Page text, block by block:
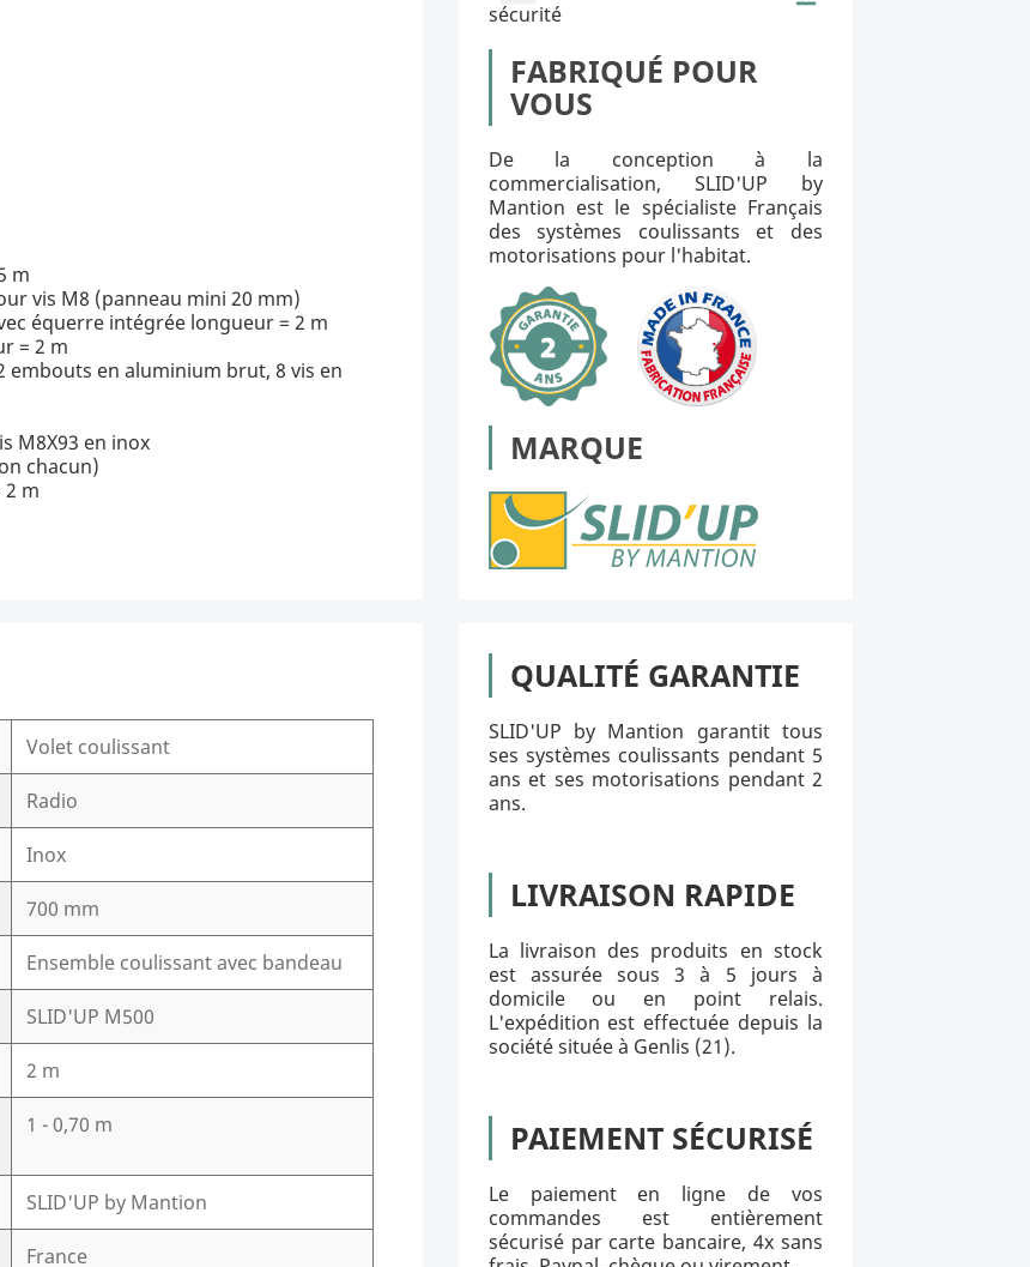
m
vis M8 (panneau mini 20 mm)
équerre intégrée longueur = 2 m
= 2 m
en aluminium brut, 8 vis en
M8X93 en inox
chacun)
m
sécurité
FABRIQUÉ POUR
VOUS
De la conception à la
commercialisation, SLID'UP by
Mantion est le spécialiste Français
des systèmes coulissants et des
motorisations pour l'habitat.
MARQUE
Volet coulissant
Radio
Inox
700 mm
Ensemble coulissant avec bandeau
SLID'UP M500
2 m
1 - 0,70 m
SLID'UP by Mantion
France
QUALITÉ GARANTIE
SLID'UP by Mantion garantit tous
ses systèmes coulissants pendant 5
ans et ses motorisations pendant 2
ans.
LIVRAISON RAPIDE
La livraison des produits en stock
est assurée sous 3 à 5 jours à
domicile ou en point relais.
L'expédition est effectuée depuis la
société située à Genlis (21).
PAIEMENT SÉCURISÉ
Le paiement en ligne de vos
commandes est entièrement
sécurisé par carte bancaire, 4x sans